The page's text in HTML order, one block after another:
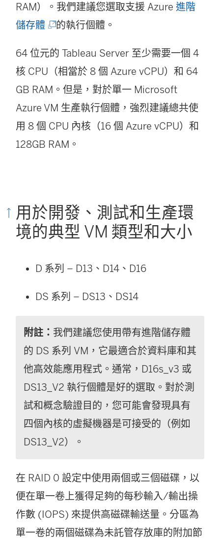
窗
啟
)
RAM）。我們建議您選取支援 Azure 進階
儲存體 (
結
窗
的執行個體。
64 位元的 Tableau Server 至少需要一個 4
核 CPU（相當於 8 個 Azure vCPU）和 64
GB RAM。但是，對於單一 Microsoft
Azure VM 生產執行個體，強烈建議總共使
用 8 個 CPU 內核（16 個 Azure vCPU）和
128GB RAM。
用於開發、測試和生產環
境的典型 VM 類型和大小
D 系列 – D13、D14、D16
DS 系列 – DS13、DS14
附註： 我們建議您使用帶有進階儲存體
的 DS 系列 VM，它最適合於資料庫和其
他高效能應用程式。通常，D16s_v3 或
DS13_V2 執行個體是好的選取。對於測
試和概念驗證目的，您可能會發現具有
四個內核的虛擬機器是可接受的（例如
DS13_V2）。
在 RAID 0 設定中使用兩個或三個磁碟，以
便在單一卷上獲得足夠的每秒輸入/輸出操
作數 (IOPS) 來提供高磁碟輸送量。分區為
單一卷的兩個磁碟為未託管存放庫的附加節